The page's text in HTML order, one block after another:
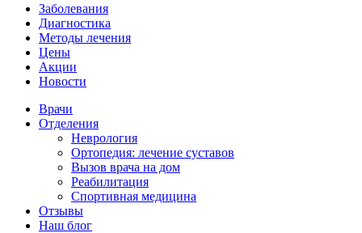
Заболевания
Диагностика
Методы лечения
Цены
Акции
Новости
Врачи
Отделения
Неврология
Ортопедия: лечение суставов
Вызов врача на дом
Реабилитация
Спортивная медицина
Отзывы
Наш блог